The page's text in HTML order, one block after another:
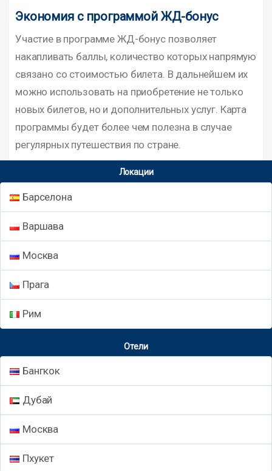
Экономия с программой ЖД-бонус
Участие в программе ЖД-бонус позволяет
накапливать баллы, количество которых напрямую
связано со стоимостью билета. В дальнейшем их
можно использовать на приобретение не только
новых билетов, но и дополнительных услуг. Карта
программы будет более чем полезна в случае
регулярных путешествия по стране.
Локации
Барселона
Варшава
Москва
Прага
Рим
Отели
Бангкок
Дубай
Москва
Пхукет